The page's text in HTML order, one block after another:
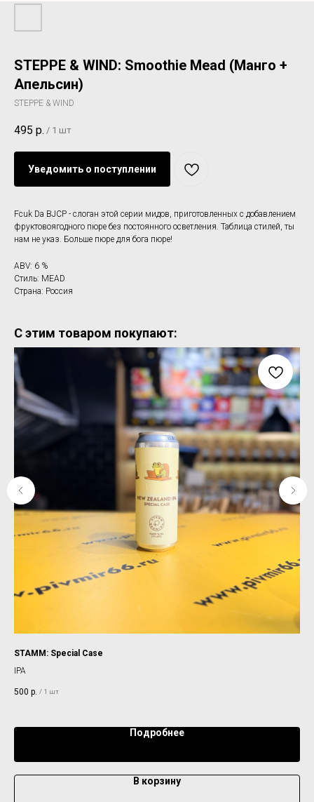
STEPPE & WIND: Smoothie Mead (Манго +
Апельсин)
STEPPE & WIND
495 р. / 1 шт
Уведомить о поступлении
Fcuk Da BJCP - слоган этой серии мидов, приготовленных с добавлением
фруктовоягодного пюре без постоянного осветления. Таблица стилей, ты
нам не указ. Больше пюре для бога пюре!
ABV: 6 %
Стиль: MEAD
Страна: Россия
С этим товаром покупают:
STAMM: Special Case
IPA
500 р. / 1 шт
Подробнее
В корзину